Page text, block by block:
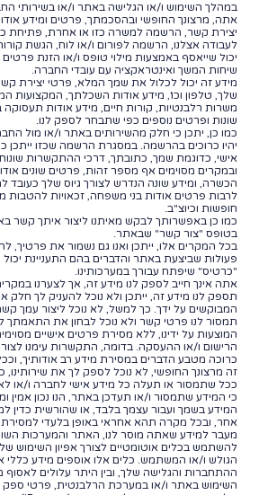
במהלך השימוש ו/או הגלישה באתר ו/או בשירותי
אתה, מרצונך החופשי ובהסכמתך, פרטים ומידע
יצירת קשר, הרשמה למשרה כזו או אחרת, פתיחת
לעבודה אצלנו, הרשמה לפורום ו/או לוח, הגשת קורות
יכול שייאסף באמצעות מילוי טופס ו/או הזנת
שיחות המשך ואינטראקציה עם עובדי החברה.
מידע זה יכול לכלול את שמך המלא, פרטי יצירת
שלך, טלפון וכו', מידע אודות השכלתך, המקצועות
משרות רלבנטיות, קורות חיים, מידע אודות תעסוקה
שונות ופרטים נוספים כפי שתבחר לספק לנו.
כמו כן, יתכן כי חלק מהשירותים באתר ו/או מול
יהיו כרוכים בהרשמה. במסגרת הרשמה שכזו ייתכן
אישי, כדוגמת שמך, כתובתך, דרכי ההתקשרות
ובמקרים מסוימים אף מספר זהות, פרטים שונים
הכשרה, ומידע שונה הנדרש לצורך גיוס שלך כעובד
לרבות פרטים אודות בני משפחה, זכאויות להטבות
חופשות וכיוצ"ב.
כמו כן באפשרותך לבקש מאיתנו ליצור איתך קשר
בטופס "צור קשר" שבאתר.
בכל המקרים אלו, ייתכן ואנו גם נשמור את פרטיך,
פעולות שביצעת באתר והדברים בהם התעניינת
"כרטיס" שיפתח עבורך במערכותינו.
אתה אינך חייב לספק לנו מידע זה, אך לצערנו
תספק לנו מידע זה, ייתכן ולא נוכל להעניק לך חלק
המבוקשים על ידך. כך למשל, לא נוכל ליצור עמך
תמסור לנו פרטי קשר ולא נוכל לבחון את התאמתך
המוצעות על ידינו, ללא מסירת פרטים אישיים
הרישום ו/או ההעסקה. בדומה, התקשרות עימנו
כרוכה מטבע הדברים במסירת מידע רב אודותיך,
זה מרצונך החופשי, לא נוכל לספק לך את שירותינו,
ככל שתמסור או תעלה כל מידע אישי לחברה ו/או
כי המידע שתמסור ו/או תעדכן באתר, הנו נכון אמין
המידע בשמך ועבור עצמך בלבד, או שהורשית כדין
אחר, ובכל מקרה תהא אחראי באופן בלעדי למסירת
מעבר למידע שאתה מוסר לנו, האתר והמערכות
להשתמש בכלים אוטומטיים לצורך אפיון השימוש
הגולש ו/או המשתמש. כלים אלו אוספים מידע כללי
ההתחברות והגלישה שלך, ובין היתר עלולים לאסוף
השימוש באתר ו/או במערכת הרלבנטית, פרטי ספק